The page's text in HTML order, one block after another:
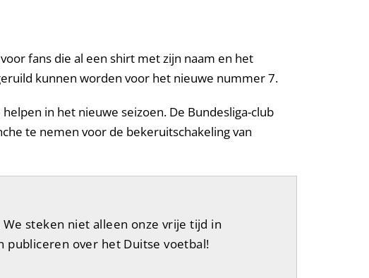
fans die al een shirt met zijn naam en het
kunnen worden voor het nieuwe nummer 7.
in het nieuwe seizoen. De Bundesliga-club
te nemen voor de bekeruitschakeling van
steken niet alleen onze vrije tijd in
publiceren over het Duitse voetbal!